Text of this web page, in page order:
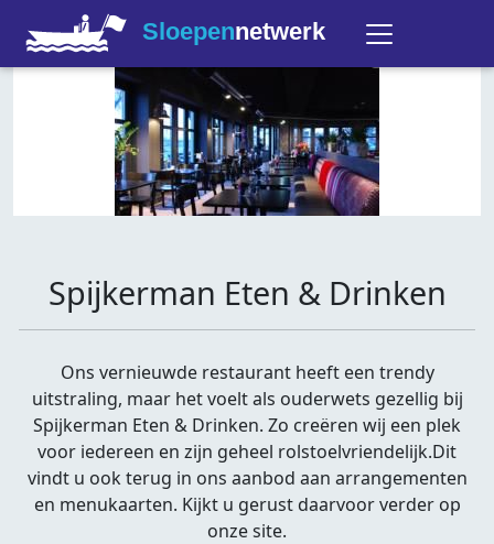
Sloepennetwerk
Spijkerman Eten & Drinken
Ons vernieuwde restaurant heeft een trendy
uitstraling, maar het voelt als ouderwets gezellig bij
Spijkerman Eten & Drinken. Zo creëren wij een plek
voor iedereen en zijn geheel rolstoelvriendelijk.Dit
vindt u ook terug in ons aanbod aan arrangementen
en menukaarten. Kijkt u gerust daarvoor verder op
onze site.